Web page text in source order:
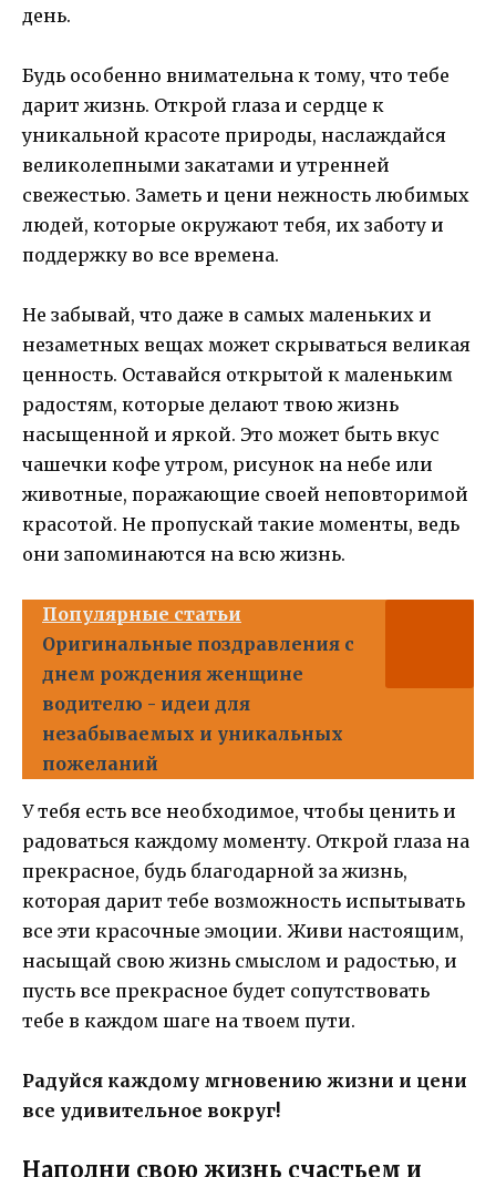
день.
Будь особенно внимательна к тому, что тебе
дарит жизнь. Открой глаза и сердце к
уникальной красоте природы, наслаждайся
великолепными закатами и утренней
свежестью. Заметь и цени нежность любимых
людей, которые окружают тебя, их заботу и
поддержку во все времена.
Не забывай, что даже в самых маленьких и
незаметных вещах может скрываться великая
ценность. Оставайся открытой к маленьким
радостям, которые делают твою жизнь
насыщенной и яркой. Это может быть вкус
чашечки кофе утром, рисунок на небе или
животные, поражающие своей неповторимой
красотой. Не пропускай такие моменты, ведь
они запоминаются на всю жизнь.
Популярные статьи
Оригинальные поздравления с
днем рождения женщине
водителю - идеи для
незабываемых и уникальных
пожеланий
У тебя есть все необходимое, чтобы ценить и
радоваться каждому моменту. Открой глаза на
прекрасное, будь благодарной за жизнь,
которая дарит тебе возможность испытывать
все эти красочные эмоции. Живи настоящим,
насыщай свою жизнь смыслом и радостью, и
пусть все прекрасное будет сопутствовать
тебе в каждом шаге на твоем пути.
Радуйся каждому мгновению жизни и цени
все удивительное вокруг!
Наполни свою жизнь счастьем и